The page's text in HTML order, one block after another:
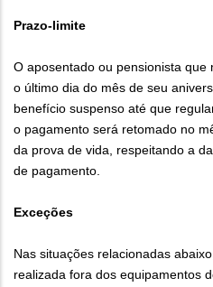
Prazo-limite
O aposentado ou pensionista
o último dia do mês de seu
benefício suspenso até que
o pagamento será retomado no
da prova de vida, respeitando a
de pagamento.
Exceções
Nas situações relacionadas
realizada fora dos equipamentos